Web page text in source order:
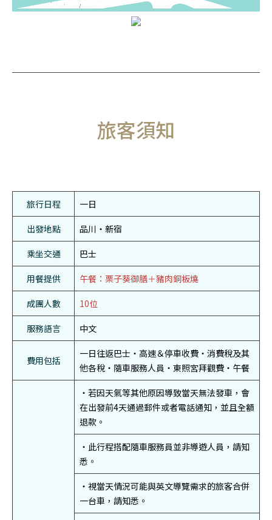
旅客須知
旅行日程 一日
出發地點 品川・新宿
乘坐交通 巴士
用餐提供 午餐：栗子葵御膳＋豬肉銅板燒
成團人數 10位
服務語言 中文
費用包括
一日往返巴士・高速＆停車收費・消費稅及其
他各稅・隨車服務人員・東照宮拜觀費・午餐
・若因天氣等其他原因導致當天無法發車，會
在出發前4天通過郵件或者電話通知，並且全額
退款。
・此行程搭配隨車服務員並非導遊人員，請知
悉。
・視當天情況可能與英文導覽需求的旅客合併
一台車，請知悉。